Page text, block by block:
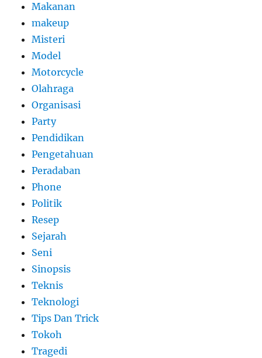
Makanan
makeup
Misteri
Model
Motorcycle
Olahraga
Organisasi
Party
Pendidikan
Pengetahuan
Peradaban
Phone
Politik
Resep
Sejarah
Seni
Sinopsis
Teknis
Teknologi
Tips Dan Trick
Tokoh
Tragedi